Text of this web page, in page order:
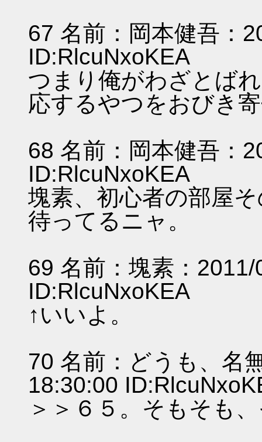
67 名前：岡本健吾：
ID:RlcuNxoKEA
つまり俺がわざとば
応するやつをおびき
68 名前：岡本健吾：
ID:RlcuNxoKEA
塊素、初心者の部屋
待ってるニャ。
69 名前：塊素：
ID:RlcuNxoKEA
↑いいよ。
70 名前：どうも、名
18:30:00
＞＞６５。そもそも